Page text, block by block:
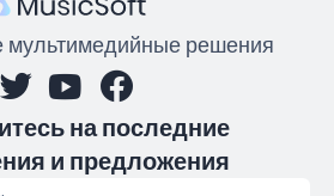
решения
на последние
и предложения